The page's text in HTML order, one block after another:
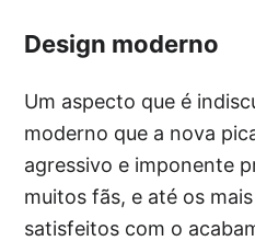
Design moderno
Um aspecto que é
moderno que a nova
agressivo e imponente
muitos fãs, e até os
satisfeitos com o